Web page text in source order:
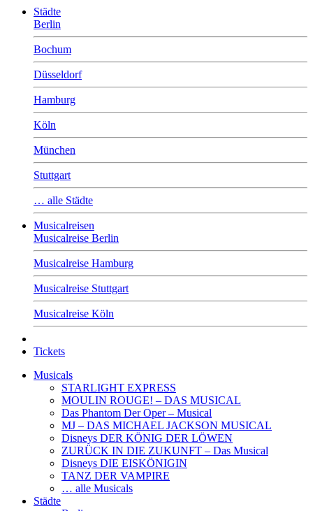
Städte
Berlin
Bochum
Düsseldorf
Hamburg
Köln
München
Stuttgart
… alle Städte
Musicalreisen
Musicalreise Berlin
Musicalreise Hamburg
Musicalreise Stuttgart
Musicalreise Köln
Tickets
Musicals
STARLIGHT EXPRESS
MOULIN ROUGE! – DAS MUSICAL
Das Phantom Der Oper – Musical
MJ – DAS MICHAEL JACKSON MUSICAL
Disneys DER KÖNIG DER LÖWEN
ZURÜCK IN DIE ZUKUNFT – Das Musical
Disneys DIE EISKÖNIGIN
TANZ DER VAMPIRE
… alle Musicals
Städte